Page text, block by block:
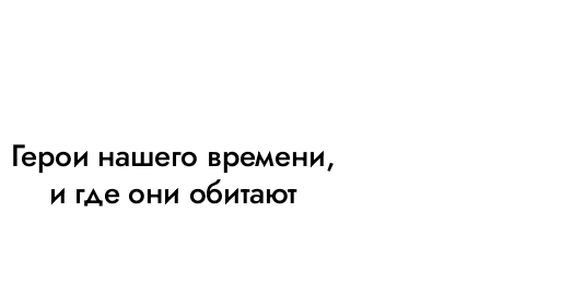
Герои нашего времени,
и где они обитают